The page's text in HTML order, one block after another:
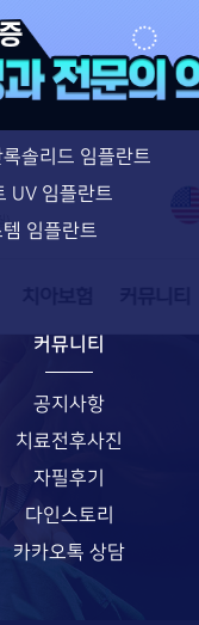
)
란트 특별함
임플란트
솔리드 임플란트
UV 임플란트
임플란트
커뮤니티
공지사항
치료전후사진
자필후기
다인스토리
카카오톡 상담